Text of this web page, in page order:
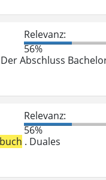
Relevanz:
56%
Abschluss
Relevanz:
56%
. Duales